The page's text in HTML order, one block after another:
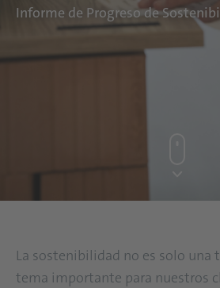
Informe de Progreso de
La sostenibilidad no es solo una
tema importante para nuestros